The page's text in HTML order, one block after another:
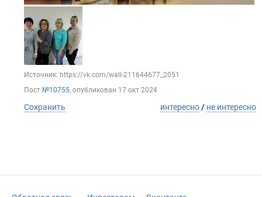
Источник: https://vk.com/wall-211644677_2051
Пост №10755, опубликован 17 окт 2024
Сохранить интересно / не интересно